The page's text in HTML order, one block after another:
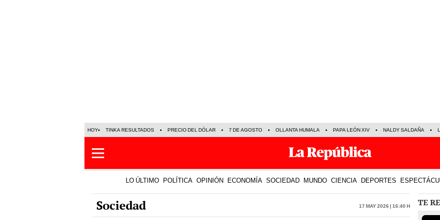
HOY TINKA RESULTADOS PRECIO DEL DÓLAR 7 DE AGOSTO OLLANTA HUMALA PAPA LEÓN XIV NALDY SALDAÑA
LO ÚLTIMO POLÍTICA OPINIÓN ECONOMÍA SOCIEDAD MUNDO CIENCIA DEPORTES
Sociedad 17 May 2026 | 16:40 h TE